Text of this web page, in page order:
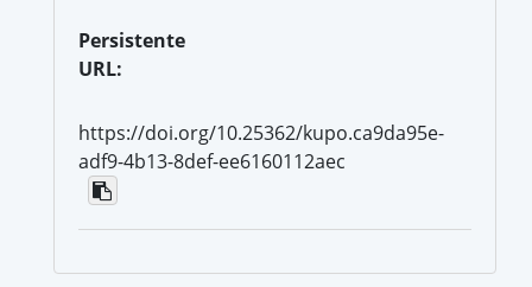
Persistente
URL:
https://doi.org/10.25362/kupo.ca9da95e-
adf9-4b13-8def-ee6160112aec